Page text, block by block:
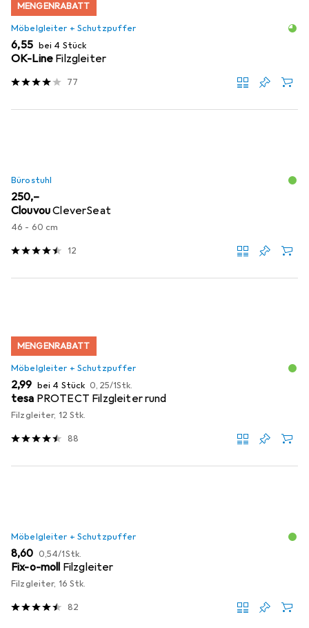
MENGENRABATT
Möbelgleiter + Schutzpuffer
EUR
6,55 bei 4 Stück
OK-Line Filzgleiter
77
Bürostuhl
EUR
250,–
ClouvouCleverSeat
46 - 60 cm
12
MENGENRABATT
Möbelgleiter + Schutzpuffer
EUR
2,99 bei 4 Stück EUR
0,25/1Stk.
tesa PROTECT Filzgleiter rund
Filzgleiter, 12 Stk.
88
Möbelgleiter + Schutzpuffer
EUR
8,60 EUR
0,54/1Stk.
Fix-o-moll Filzgleiter
Filzgleiter, 16 Stk.
82